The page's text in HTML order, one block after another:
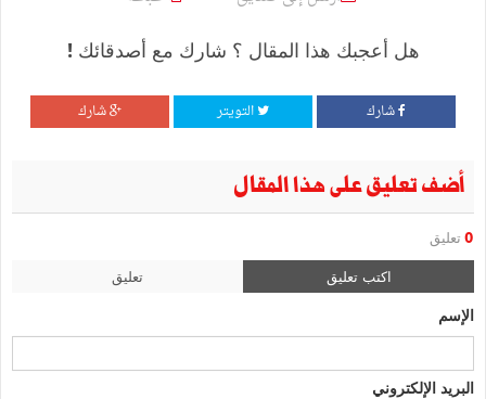
هل أعجبك هذا المقال ؟ شارك مع أصدقائك !
شارك التويتر شارك
أضف تعليق على هذا المقال
0 تعليق
اكتب تعليق تعليق
الإسم
البريد الإلكتروني